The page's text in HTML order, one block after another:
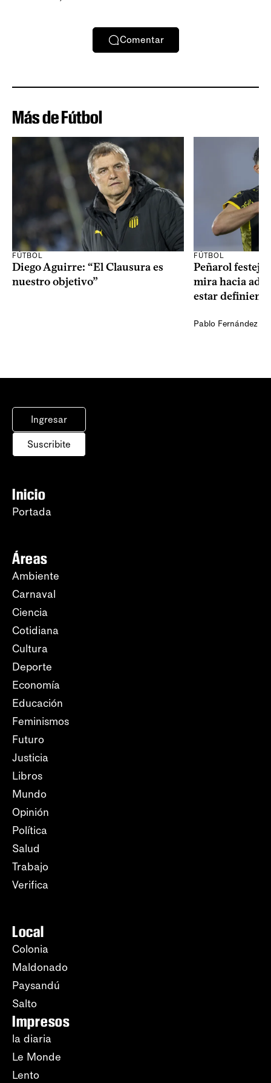
Comentar
Más de Fútbol
FÚTBOL
Diego Aguirre: “El Clausura es
nuestro objetivo”
FÚTBOL
Peñarol
mira hacia
estar
Pablo Fernández
Ingresar
Suscribite
Inicio
Portada
Áreas
Ambiente
Carnaval
Ciencia
Cotidiana
Cultura
Deporte
Economía
Educación
Feminismos
Futuro
Justicia
Libros
Mundo
Opinión
Política
Salud
Trabajo
Verifica
Local
Colonia
Maldonado
Paysandú
Salto
Impresos
la diaria
Le Monde
Lento